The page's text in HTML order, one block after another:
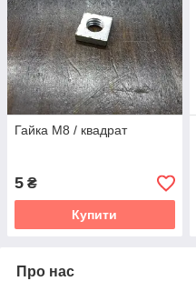
Гайка М8 / квадрат
5 ₴
Купити
Про нас